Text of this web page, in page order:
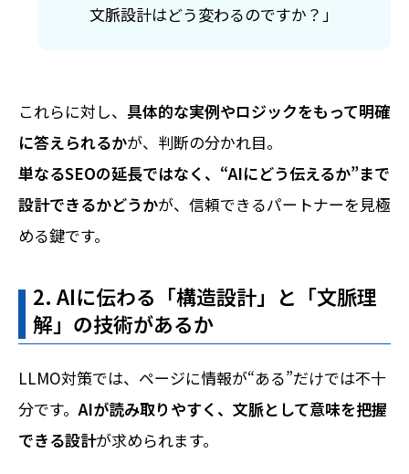
文脈設計はどう変わるのですか？」
これらに対し、 具体的な実例やロジックをもって明確
に答えられるかが、判断の分かれ目。
単なるSEOの延長ではなく、“AIにどう伝えるか”まで
設計できるかどうかが、信頼できるパートナーを見極
める鍵です。
2. AIに伝わる「構造設計」と「文脈理
解」の技術があるか
LLMO対策では、ページに情報が“ある”だけでは不十
分です。 AIが読み取りやすく、文脈として意味を把握
できる設計が求められます。